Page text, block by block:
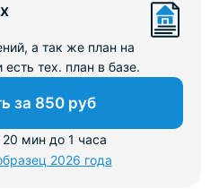
а так же план на
тех. план в базе.
за 850 руб
мин до 1 часа
2026 года